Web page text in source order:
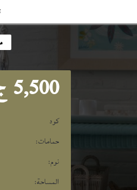
5,500
كود
حمامات:
نوم:
المساحة: